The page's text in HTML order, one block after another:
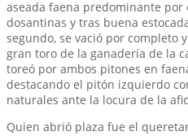
aseada faena predominante por
dosantinas y tras buena
segundo, se vació por completo
gran toro de la ganadería de la
toreó por ambos pitones en
destacando el pitón izquierdo
naturales ante la locura de la
Quien abrió plaza fue el